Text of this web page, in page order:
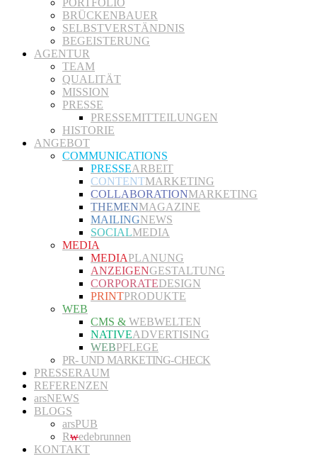
BRÜCKENBAUER
SELBSTVERSTÄNDNIS
BEGEISTERUNG
AGENTUR
TEAM
QUALITÄT
MISSION
PRESSE
PRESSEMITTEILUNGEN
HISTORIE
ANGEBOT
COMMUNICATIONS
PRESSEARBEIT
CONTENTMARKETING
COLLABORATIONMARKETING
THEMENMAGAZINE
MAILINGNEWS
SOCIALMEDIA
MEDIA
MEDIAPLANUNG
ANZEIGENGESTALTUNG
CORPORATEDESIGN
PRINTPRODUKTE
WEB
CMS & WEBWELTEN
NATIVEADVERTISING
WEBPFLEGE
PR- UND MARKETING-CHECK
PRESSERAUM
REFERENZEN
arsNEWS
BLOGS
arsPUB
Rwedebrunnen
KONTAKT